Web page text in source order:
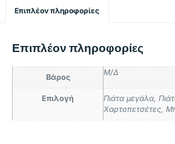
Επιπλέον πληροφορίες
Επιπλέον πληροφορίες
Βάρος
Μ/Δ
Επιλογή
Πιάτα μεγάλα,
Χαρτοπετσέτες,